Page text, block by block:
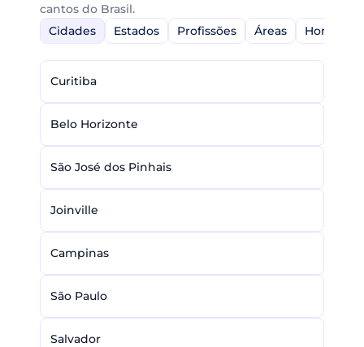
cantos do Brasil.
Cidades
Estados Profissões Áreas Home-
Curitiba
Belo Horizonte
São José dos Pinhais
Joinville
Campinas
São Paulo
Salvador